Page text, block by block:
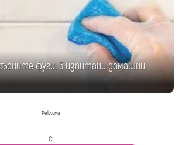
фуги: 5 изпитани домашни
Реклама
с